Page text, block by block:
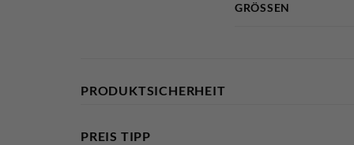
GRÖSSEN
PRODUKTSICHERHEIT
PREIS TIPP